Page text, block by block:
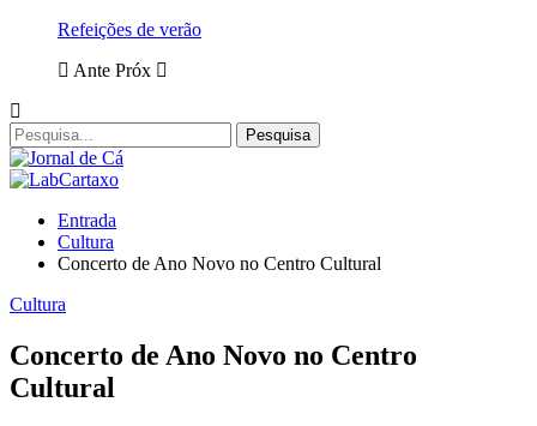
Refeições de verão
Ante Próx
Entrada
Cultura
Concerto de Ano Novo no Centro Cultural
Cultura
Concerto de Ano Novo no Centro
Cultural